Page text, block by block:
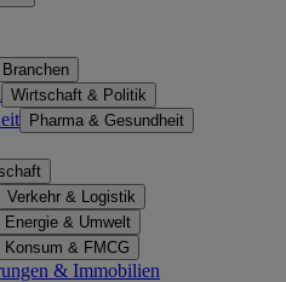
Wirtschaft & Politik
Pharma & Gesundheit
Verkehr & Logistik
Energie & Umwelt
Konsum & FMCG
& Immobilien